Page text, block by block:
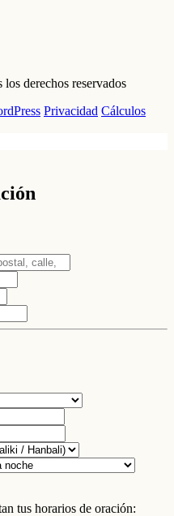
derechos reservados
Privacidad Cálculos
tus horarios de oración: